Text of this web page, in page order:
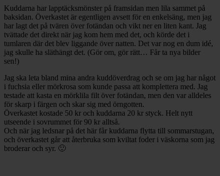
Kuddarna har lapptäcksmönster på framsidan men lila sammet på
baksidan. Överkastet är egentligen avsett för en enkelsäng, men jag
har lagt det på tvären över fotändan och vikt ner en liten kant. Jag
tvättade det direkt när jag kom hem med det, och körde det i
tumlaren där det blev liggande över natten. Det var nog en dum idé,
jag skulle ha släthängt det. (Gör om, gör rätt… Får ta nya bilder
sen!)
Jag ska leta bland mina andra kuddöverdrag och se om jag har något
i fuchsia eller mörkrosa som kunde passa att komplettera med. Jag
testade att kasta en mörklila filt över fotändan, men den var alldeles
för skarp i färgen och skar sig med örngotten.
Överkastet kostade 50 kr och kuddarna 20 kr styck. Helt nytt
utseende i sovrummet för 90 kr alltså.
Och när jag ledsnar på det här får kuddarna flytta till sommarstugan,
och överkastet går att återbruka som kviltat foder i väskorna som jag
broderar och syr. 🙂